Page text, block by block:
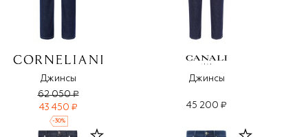
Джинсы
62 050 ₽
43 450 ₽
-30%
Джинсы
45 200 ₽